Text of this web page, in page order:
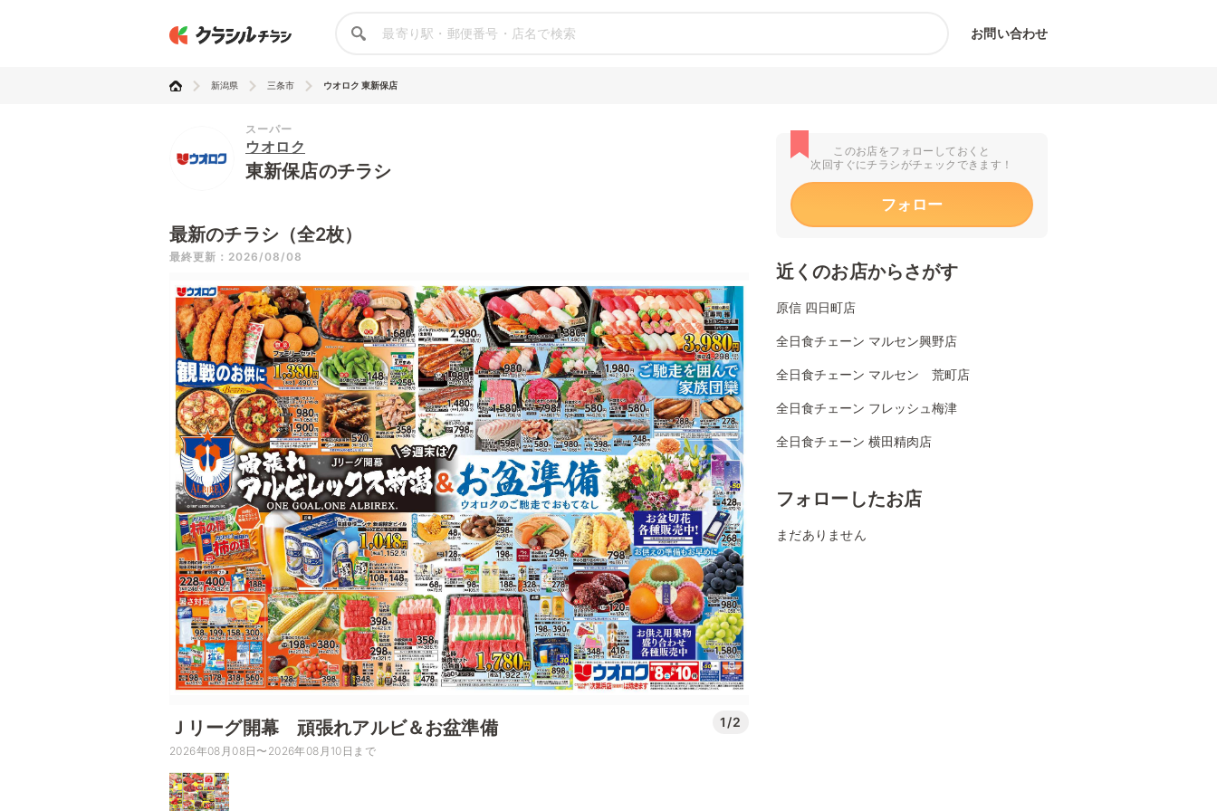
お問い合わせ
新潟県 三条市 ウオロク 東新保店
スーパー
ウオロク
東新保店のチラシ
最新のチラシ（全2枚）
最終更新：2026/08/08
Ｊリーグ開幕 頑張れアルビ＆お盆準備 1/2
2026年08月08日〜2026年08月10日まで
このお店をフォローしておくと
次回すぐにチラシがチェックできます！
フォロー
近くのお店からさがす
原信 四日町店
全日食チェーン マルセン興野店
全日食チェーン マルセン 荒町店
全日食チェーン フレッシュ梅津
全日食チェーン 横田精肉店
フォローしたお店
まだありません